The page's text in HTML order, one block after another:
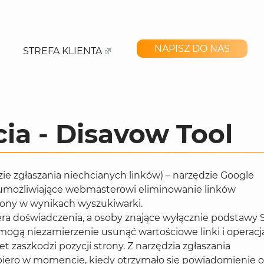
STREFA KLIENTA NAPISZ DO NAS
- Disavow Tool
zgłaszania niechcianych linków) – narzędzie Google
webmasterowi eliminowanie linków
w wynikach wyszukiwarki.
doświadczenia, a osoby znające wyłącznie podstawy
niezamierzenie usunąć wartościowe linki i
pozycji strony. Z narzędzia zgłaszania
w momencie, kiedy otrzymało się powiadomienie o